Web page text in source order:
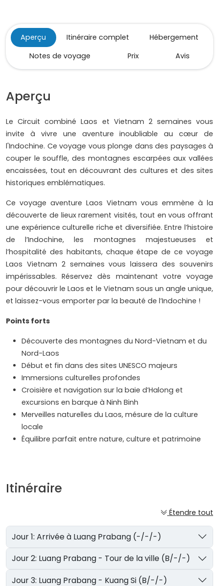
Aperçu Itinéraire complet
Hébergement
Notes de voyage
Prix Avis
Aperçu
Le Circuit combiné Laos et Vietnam 2 semaines vous
invite à vivre une aventure inoubliable au cœur de
l'Indochine. Ce voyage vous plonge dans des paysages à
couper le souffle, des montagnes escarpées aux vallées
encaissées, tout en découvrant des cultures et des sites
historiques emblématiques.
Ce voyage aventure Laos Vietnam vous emmène à la
découverte de lieux rarement visités, tout en vous offrant
une expérience culturelle riche et diversifiée. Entre l’histoire
de l’Indochine, les montagnes majestueuses et
l’hospitalité des habitants, chaque étape de ce voyage
Laos Vietnam 2 semaines vous laissera des souvenirs
impérissables. Réservez dès maintenant votre voyage
pour découvrir le Laos et le Vietnam sous un angle unique,
et laissez-vous emporter par la beauté de l’Indochine !
Points forts
Découverte des montagnes du Nord-Vietnam et du
Nord-Laos
Début et fin dans des sites UNESCO majeurs
Immersions culturelles profondes
Croisière et navigation sur la baie d’Halong et
excursions en barque à Ninh Binh
Merveilles naturelles du Laos, mésure de la culture
locale
Équilibre parfait entre nature, culture et patrimoine
Itinéraire
Étendre tout
Jour 1: Arrivée à Luang Prabang (-/-/-)
Jour 2: Luang Prabang - Tour de la ville (B/-/-)
Jour 3: Luang Prabang - Kuang Si (B/-/-)